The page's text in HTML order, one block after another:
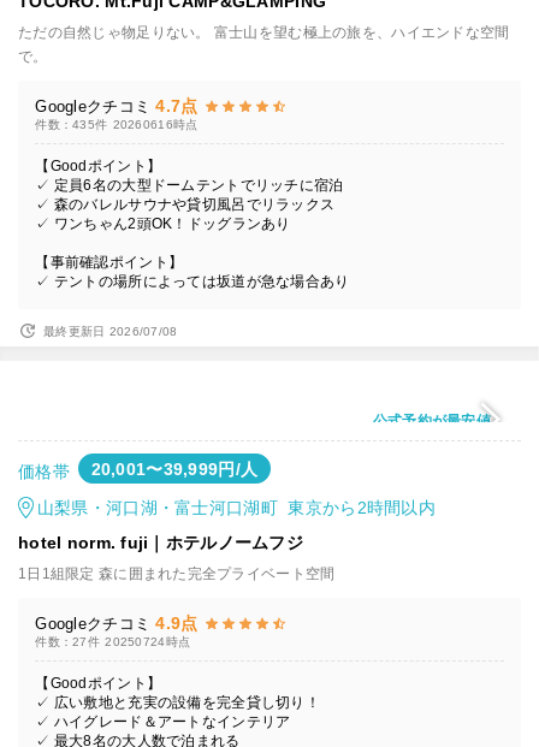
ただの自然じゃ物足りない。 富士山を望む極上の旅を、ハイエンドな空間
で。
Googleクチコミ 4.7点
件数：435件 20260616時点
【Goodポイント】
✓ 定員6名の大型ドームテントでリッチに宿泊
✓ 森のバレルサウナや貸切風呂でリラックス
✓ ワンちゃん2頭OK！ドッグランあり
【事前確認ポイント】
✓ テントの場所によっては坂道が急な場合あり
最終更新日 2026/07/08
公式予約が最安値
価格帯 20,001〜39,999円/人
山梨県・河口湖・富士河口湖町 東京から2時間以内
hotel norm. fuji｜ホテルノームフジ
1日1組限定 森に囲まれた完全プライベート空間
Googleクチコミ 4.9点
件数：27件 20250724時点
【Goodポイント】
✓ 広い敷地と充実の設備を完全貸し切り！
✓ ハイグレード＆アートなインテリア
✓ 最大8名の大人数で泊まれる